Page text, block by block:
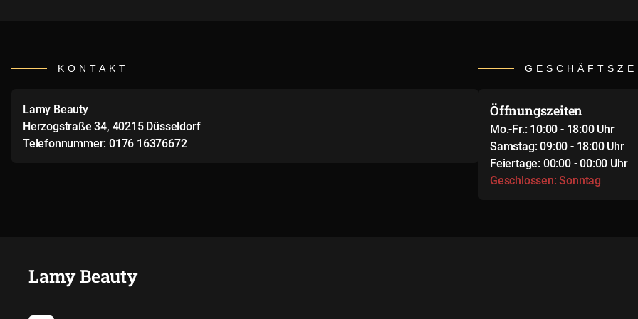
KONTAKT
Lamy Beauty
Herzogstraße 34, 40215 Düsseldorf
Telefonnummer: 0176 16376672
Öffnungszeiten
Mo.-Fr.: 10:00 - 18:00 Uhr
Samstag: 09:00 - 18:00 Uhr
Feiertage: 00:00 - 00:00 Uhr
Geschlossen: Sonntag
Lamy Beauty